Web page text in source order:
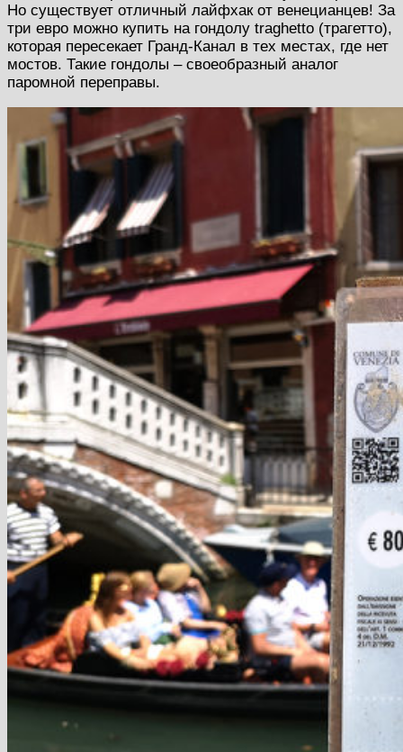
Но существует отличный лайфхак от венецианцев! За
три евро можно купить на гондолу traghetto (трагетто),
которая пересекает Гранд-Канал в тех местах, где нет
мостов. Такие гондолы – своеобразный аналог
паромной переправы.